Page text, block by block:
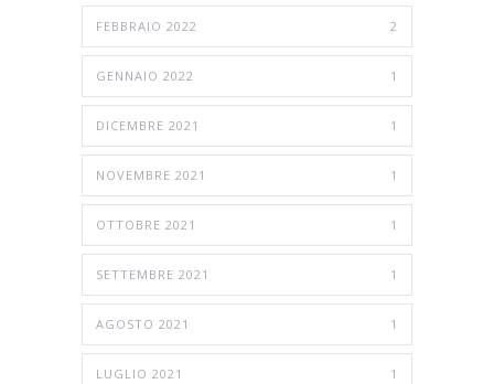
FEBBRAIO 2022 2
GENNAIO 2022 1
DICEMBRE 2021 1
NOVEMBRE 2021 1
OTTOBRE 2021 1
SETTEMBRE 2021 1
AGOSTO 2021 1
LUGLIO 2021 1